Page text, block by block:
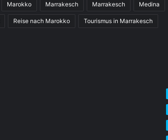
Marokko Marrakesch Marrakesch Medina
Reise nach Marokko Tourismus in Marrakesch